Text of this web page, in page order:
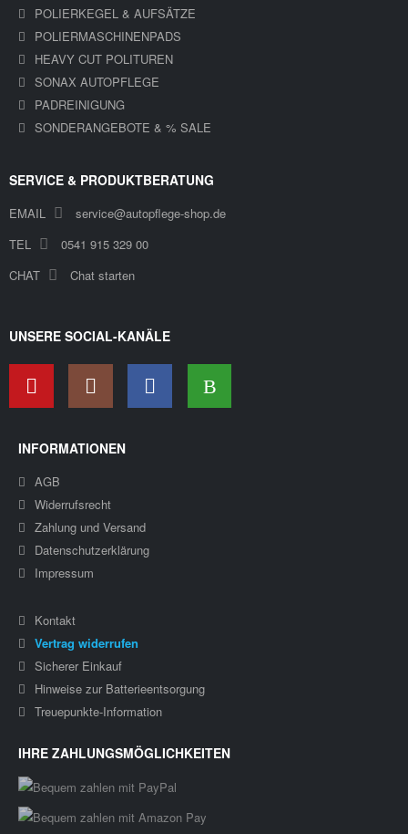
POLIERKEGEL & AUFSÄTZE
POLIERMASCHINENPADS
HEAVY CUT POLITUREN
SONAX AUTOPFLEGE
PADREINIGUNG
SONDERANGEBOTE & % SALE
SERVICE & PRODUKTBERATUNG
EMAIL
service@autopflege-shop.de
TEL
0541 915 329 00
CHAT
Chat starten
UNSERE SOCIAL-KANÄLE
INFORMATIONEN
AGB
Widerrufsrecht
Zahlung und Versand
Datenschutzerklärung
Impressum
Kontakt
Vertrag widerrufen
Sicherer Einkauf
Hinweise zur Batterieentsorgung
Treuepunkte-Information
IHRE ZAHLUNGSMÖGLICHKEITEN